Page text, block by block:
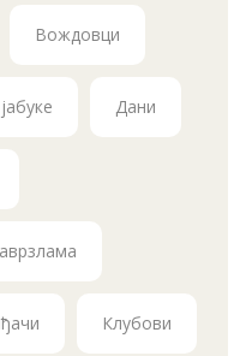
Вождовци
Дани
Клубови